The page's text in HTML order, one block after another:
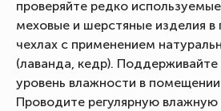
проверяйте редко
меховые и шерстяные изделия в
чехлах с применением
(лаванда, кедр).
уровень влажности в
Проводите регулярную